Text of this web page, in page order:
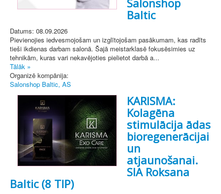
Baltic
Datums: 08.09.2026
Pievienojies iedvesmojošam un izglītojošam pasākumam, kas radīts
tieši ikdienas darbam salonā. Šajā meistarklasē fokusēsimies uz
tehnikām, kuras vari nekavējoties pielietot darbā a...
Tālāk »
Organizē kompānija:
Salonshop Baltic, AS
KARISMA:
Kolagēna
stimulācija ādas
bioregenerācijai
un
atjaunošanai.
SIA Roksana
Baltic (8 TIP)